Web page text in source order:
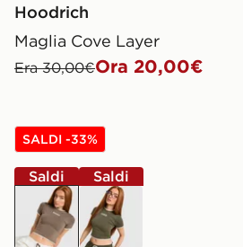
Hoodrich
Maglia Cove Layer
Era 30,00€Ora 20,00€
SALDI -33%
Saldi
bianco
Saldi
verde